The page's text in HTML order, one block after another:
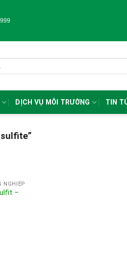
DỊCH VỤ MÔI TRƯỜNG TIN
NGHIỆP
–